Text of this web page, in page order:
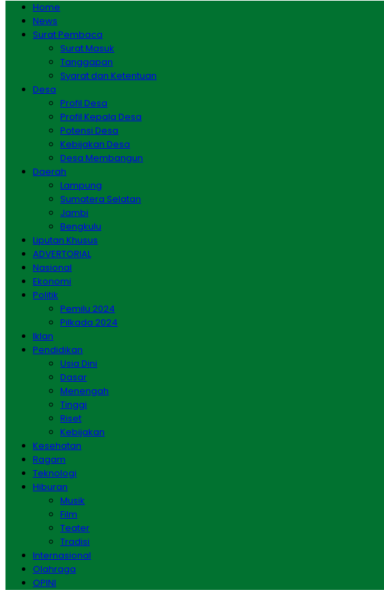
Home
News
Surat Pembaca
Surat Masuk
Tanggapan
Syarat dan Ketentuan
Desa
Profil Desa
Profil Kepala Desa
Potensi Desa
Kebijakan Desa
Desa Membangun
Daerah
Lampung
Sumatera Selatan
Jambi
Bengkulu
Liputan Khusus
ADVERTORIAL
Nasional
Ekonomi
Politik
Pemilu 2024
Pilkada 2024
Iklan
Pendidikan
Usia Dini
Dasar
Menengah
Tinggi
Riset
Kebijakan
Kesehatan
Ragam
Teknologi
Hiburan
Musik
Film
Teater
Tradisi
Internasional
Olahraga
OPINI